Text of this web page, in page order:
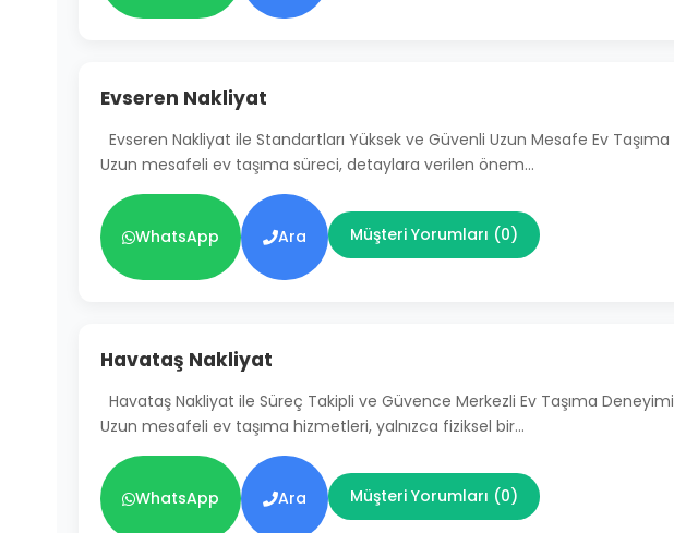
Evseren Nakliyat
Evseren Nakliyat ile Standartları Yüksek ve Güvenli Uzun Mesafe Ev Taşıma
Uzun mesafeli ev taşıma süreci, detaylara verilen önem…
WhatsApp Ara Müşteri Yorumları (0)
Havataş Nakliyat
Havataş Nakliyat ile Süreç Takipli ve Güvence Merkezli Ev Taşıma Deneyimi
Uzun mesafeli ev taşıma hizmetleri, yalnızca fiziksel bir…
WhatsApp Ara Müşteri Yorumları (0)